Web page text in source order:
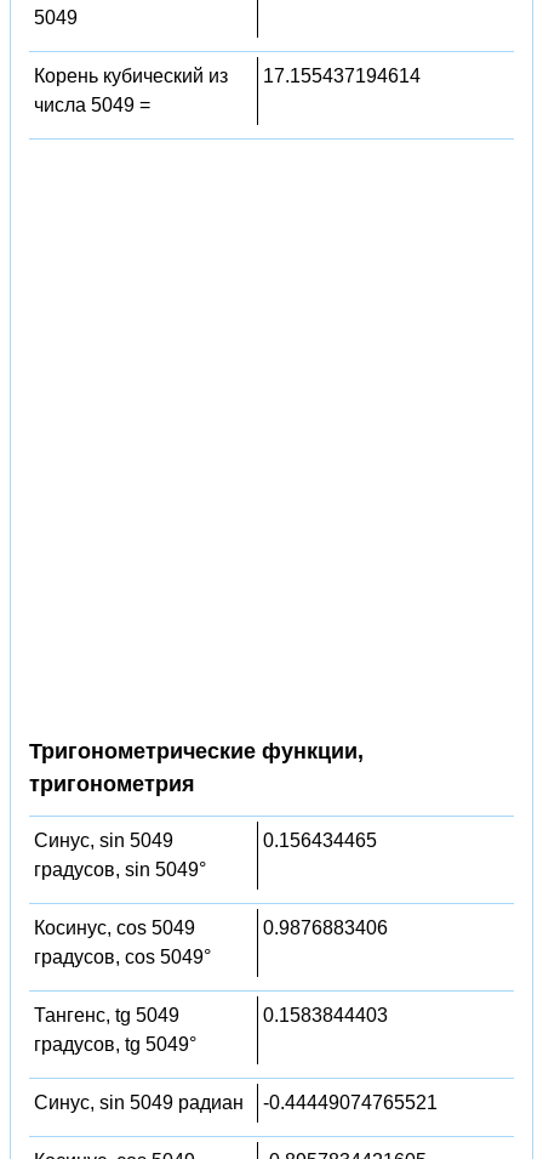
5049
Корень кубический из
числа 5049 =
17.155437194614
Тригонометрические функции,
тригонометрия
Синус, sin 5049
градусов, sin 5049°
0.156434465
Косинус, cos 5049
градусов, cos 5049°
0.9876883406
Тангенс, tg 5049
градусов, tg 5049°
0.1583844403
Синус, sin 5049 радиан -0.44449074765521